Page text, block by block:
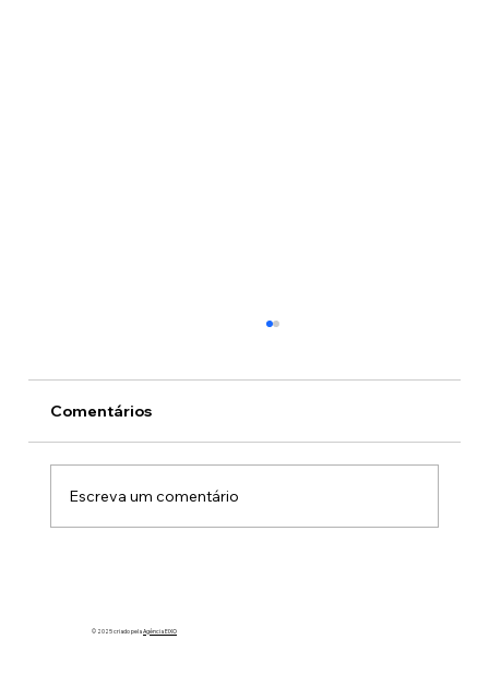
Comentários
Escreva um comentário
© 2025 criado pelaAgência EIXO